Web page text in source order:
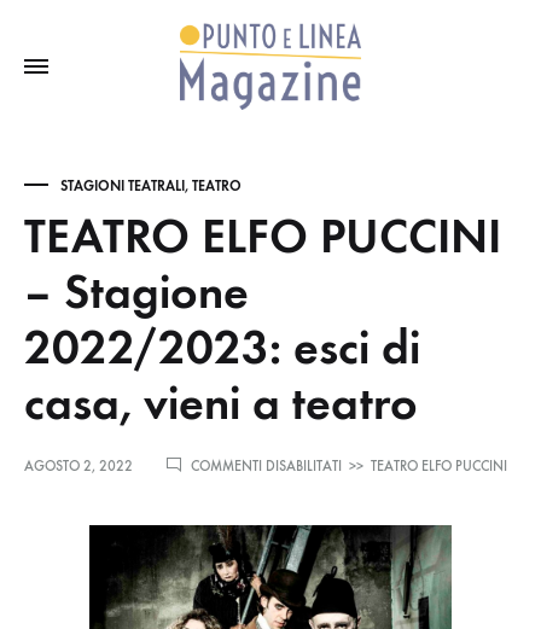
STAGIONI TEATRALI , TEATRO
TEATRO ELFO PUCCINI
– Stagione
2022/2023: esci di
casa, vieni a teatro
AGOSTO 2, 2022 COMMENTI DISABILITATI
SU
PUCCINI
–
STAGIONE
2022/2023:
ESCI
>> TEATRO ELFO PUCCINI